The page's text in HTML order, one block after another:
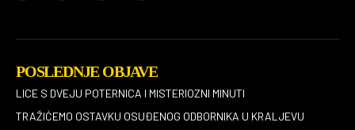
POSLEDNJE OBJAVE
LICE S DVEJU POTERNICA I MISTERIOZNI MINUTI
TRAŽIĆEMO OSTAVKU OSUĐENOG ODBORNIKA U KRALJEVU